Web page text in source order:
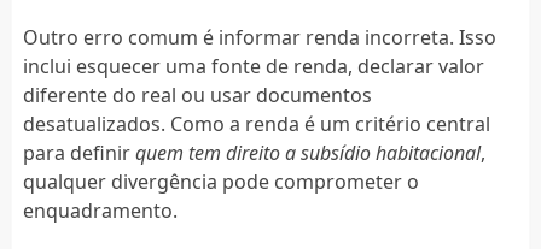
Outro erro comum é informar renda incorreta. Isso
inclui esquecer uma fonte de renda, declarar valor
diferente do real ou usar documentos
desatualizados. Como a renda é um critério central
para definirquem tem direito a subsídio habitacional,
qualquer divergência pode comprometer o
enquadramento.